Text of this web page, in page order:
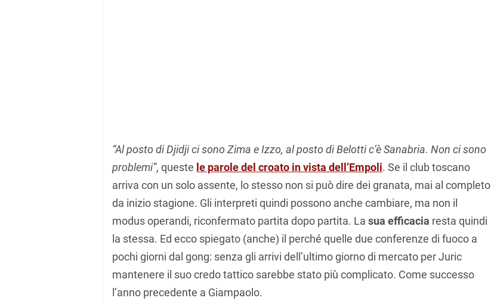
“Al posto di Djidji ci sono Zima e Izzo, al posto di Belotti c’è Sanabria. Non ci sono
problemi”, queste le parole del croato in vista dell’Empoli. Se il club toscano
arriva con un solo assente, lo stesso non si può dire dei granata, mai al completo
da inizio stagione. Gli interpreti quindi possono anche cambiare, ma non il
modus operandi, riconfermato partita dopo partita. La sua efficacia resta quindi
la stessa. Ed ecco spiegato (anche) il perché quelle due conferenze di fuoco a
pochi giorni dal gong: senza gli arrivi dell’ultimo giorno di mercato per Juric
mantenere il suo credo tattico sarebbe stato più complicato. Come successo
l’anno precedente a Giampaolo.